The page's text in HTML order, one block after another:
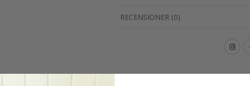
RECENSIONER (0)
Verklig inspiration från våra glada kunder!